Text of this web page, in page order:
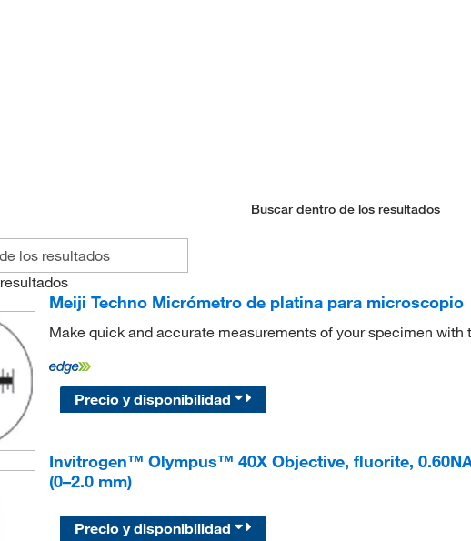
Buscar dentro de los resultados
resultados
Meiji Techno Micrómetro de platina para microscopio
Make quick and accurate measurements of your specimen
Precio y disponibilidad
Invitrogen™ Olympus™ 40X Objective, fluorite,
(0–2.0 mm)
Precio y disponibilidad